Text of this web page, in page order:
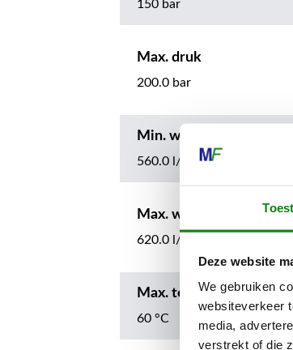
Deze website
We gebruiken
websiteverkeer
media,
verstrekt of die
150 bar
Max. druk
200.0 bar
Min. waterdebiet
560.0 l/h
Max. waterdebiet
620.0 l/h
Max. temperatuur
60 °C